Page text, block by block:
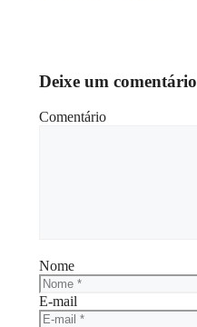
Deixe um comentário
Comentário
Nome
E-mail